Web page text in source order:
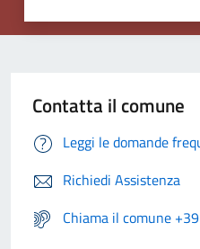
Contatta il comune
Leggi le domande
Richiedi Assistenza
Chiama il comune